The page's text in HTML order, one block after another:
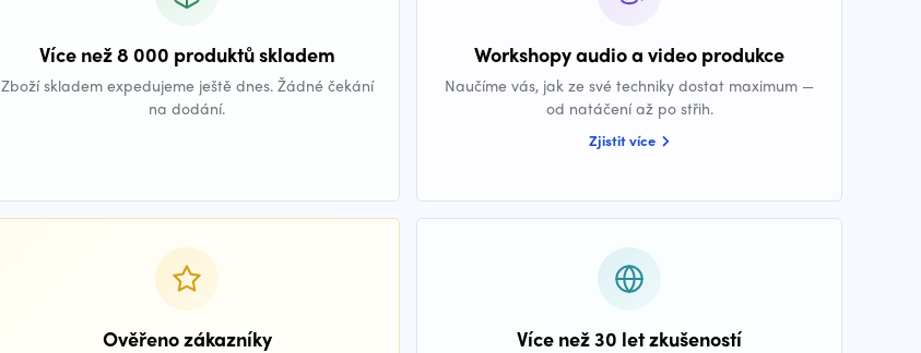
Více než 8 000 produktů skladem
Zboží skladem expedujeme ještě dnes. Žádné čekání
na dodání.
Workshopy audio a video produkce
Naučíme vás, jak ze své techniky dostat maximum —
od natáčení až po střih.
Zjistit více
Ověřeno zákazníky Více než 30 let zkušeností